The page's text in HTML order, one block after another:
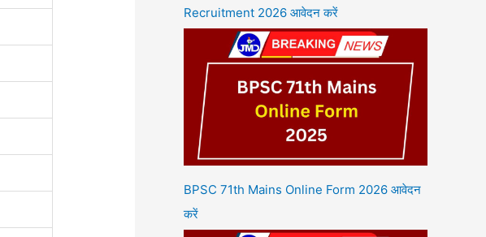
Recruitment 2026 आवेदन करें
BPSC 71th Mains Online Form 2026 आवेदन
करें